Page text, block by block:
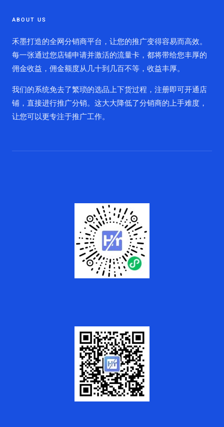
ABOUT US
禾墨打造的全网分销商平台，让您的推广变得容易而高效。
每一张通过您店铺申请并激活的流量卡，都将带给您丰厚的
佣金收益，佣金额度从几十到几百不等，收益丰厚。
我们的系统免去了繁琐的选品上下货过程，注册即可开通店
铺，直接进行推广分销。这大大降低了分销商的上手难度，
让您可以更专注于推广工作。